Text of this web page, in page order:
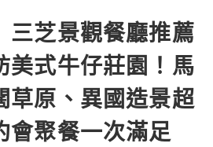
三芝景觀餐廳推薦
美式牛仔莊園！馬
草原、異國造景超
會聚餐一次滿足